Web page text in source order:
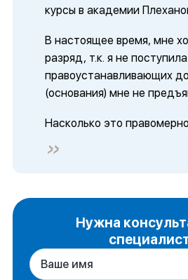
курсы в академии
В настоящее время, мне
разряд, т.к. я не
правоустанавливающих
(основания) мне не
Насколько это
Нужна